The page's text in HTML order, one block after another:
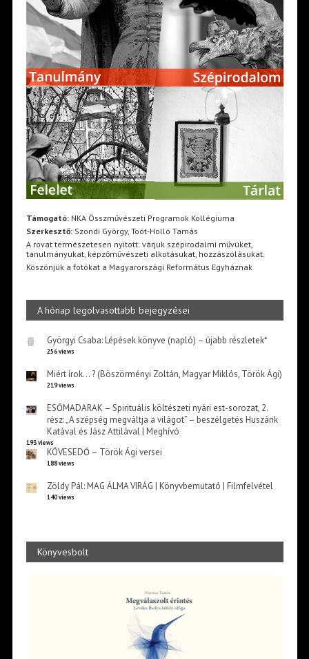
Támogató:NKA Összművészeti Programok Kollégiuma
Szerkesztő:Szondi György, Toót-Holló Tamás
A rovat természetesen nyitott: várjuk szépirodalmi művüket,
tanulmányukat, képzőművészeti alkotásukat, hozzászólásukat.
Köszönjük a fotókat a Magyarországi Református Egyháznak
A hónap legolvasottabb bejegyzései
Györgyi Csaba: Lépések könyve (napló) – újabb részletek*
256 views
Miért írok… ? (Böszörményi Zoltán, Magyar Miklós, Török Ági)
219 views
ESŐMADARAK – Spirituális költészeti nyári est-sorozat, 2.
rész: „A szépség megváltja a világot” – beszélgetés Huszárik
Katával és Jász Attilával | Meghívó
193 views
KÖVESEDŐ – Török Ági versei
188 views
Zöldy Pál: MAG ÁLMA VIRÁG | Könyvbemutató | Filmfelvétel
140 views
Könyvesbolt